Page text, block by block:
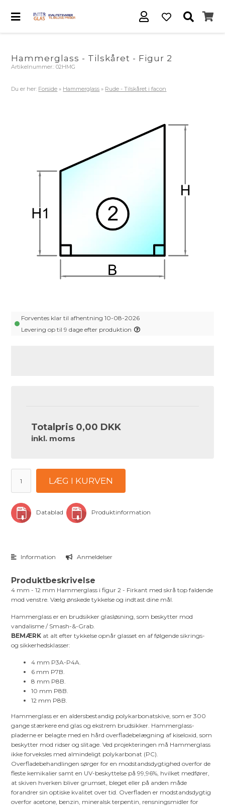
Hammerglass - Tilskåret - Figur 2
Artikelnummer.:02HMG
Du er her: Forside » Hammerglass » Rude - Tilskåret i facon
Forventes klar til afhentning 10-08-2026
Levering op til 9 dage efter produktion
Totalpris 0,00 DKK
inkl. moms
LÆG I KURVEN
Datablad Produktinformation
Information Anmeldelser
Produktbeskrivelse
4 mm - 12 mm Hammerglass i figur 2 - Firkant med skrå top faldende
mod venstre. Vælg ønskede tykkelse og indtast dine mål.
Hammerglass er en brudsikker glasløsning, som beskytter mod
vandalisme / Smash-&-Grab.
BEMÆRK at alt efter tykkelse opnår glasset en af følgende sikrings-
og sikkerhedsklasser:
4 mm P3A-P4A.
6 mm P7B.
8 mm P8B.
10 mm P8B.
12 mm P8B.
Hammerglass er en aldersbestandig polykarbonatskive, som er 300
gange stærkere end glas og ekstrem brudsikker. Hammerglass-
pladerne er belagte med en hård overfladebelægning af kiseloxid, som
beskytter mod ridser og slitage. Ved projekteringen må Hammerglass
ikke forveksles med almindeligt polykarbonat (PC).
Overfladebehandlingen sørger for en modstandsdygtighed overfor de
fleste kemikalier samt en UV-beskyttelse på 99,96%, hvilket medfører,
at skiven hverken bliver grumset, bleget eller på anden måde
forandrer sin optiske kvalitet over tid. Overfladen er modstandsdygtig
overfor acetone, benzin, mineralsk terpentin, rensningsmidler for